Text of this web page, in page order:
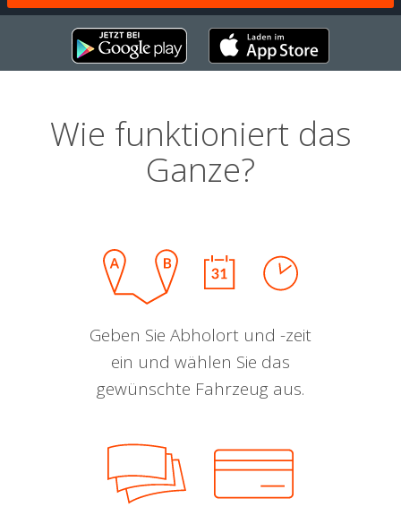
Wie funktioniert das
Ganze?
Geben Sie Abholort und -zeit
ein und wählen Sie das
gewünschte Fahrzeug aus.